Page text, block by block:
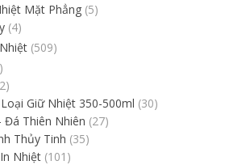
Mặt Phẳng (5)
(4)
(509)
Giữ Nhiệt 350-500ml (30)
Đá Thiên Nhiên (27)
Thủy Tinh (35)
Nhiệt (101)